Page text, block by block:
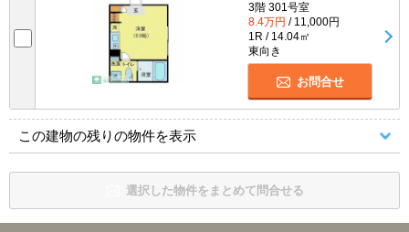
3階 301号室
8.4万円 / 11,000円
1R / 14.04㎡
東向き
お問合せ
この建物の残りの物件を表示
選択した物件をまとめて問合せる